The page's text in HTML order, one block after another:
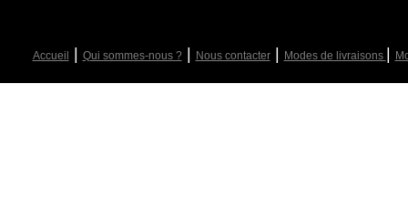
Accueil Qui sommes-nous ?| Nous contacter| Modes de livraisons